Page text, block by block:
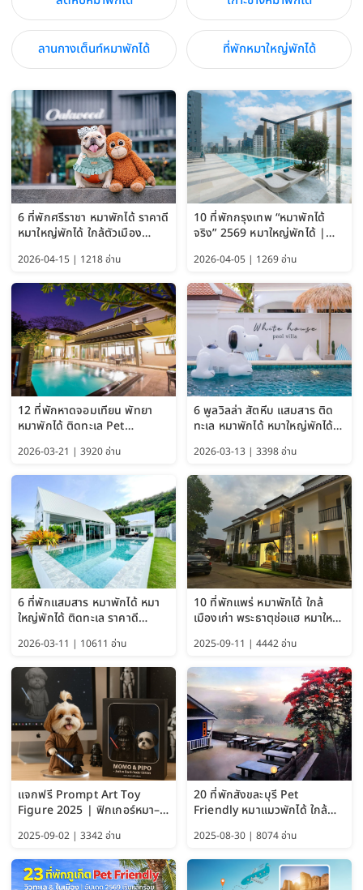
ลานกางเต็นท์หมาพักได้ ที่พักหมาใหญ่พักได้
6 ที่พักศรีราชา หมาพักได้ ราคาดี
หมาใหญ่พักได้ ใกล้ตัวเมือง
2026-04-15 | 1218 อ่าน
10 ที่พักกรุงเทพ “หมาพักได้
จริง” 2569 หมาใหญ่พักได้ |
Bangkok อัปเดตล่าสุด
2026-04-05 | 1269 อ่าน
12 ที่พักหาดจอมเทียน พัทยา
หมาพักได้ ติดทะเล Pet
พักได้ อัปเดต 2569
2026-03-21 | 3920 อ่าน
6 พูลวิลล่า สัตหีบ แสมสาร ติด
ทะเล หมาพักได้ หมาใหญ่พักได้
2026-03-13 | 3398 อ่าน
6 ที่พักแสมสาร หมาพักได้ หมา
ใหญ่พักได้ ติดทะเล ราคาดี
2026-03-11 | 10611 อ่าน
10 ที่พักแพร่ หมาพักได้ ใกล้
เมืองเก่า พระธาตุช่อแฮ หมาใหญ่
2025-09-11 | 4442 อ่าน
แจกฟรี Prompt Art Toy
Figure 2025 | ฟิกเกอร์หมา–
ChatGPT และ Gemini
2025-09-02 | 3342 อ่าน
20 ที่พักสังขละบุรี Pet
Friendly หมาแมวพักได้ ใกล้
2025-08-30 | 8074 อ่าน